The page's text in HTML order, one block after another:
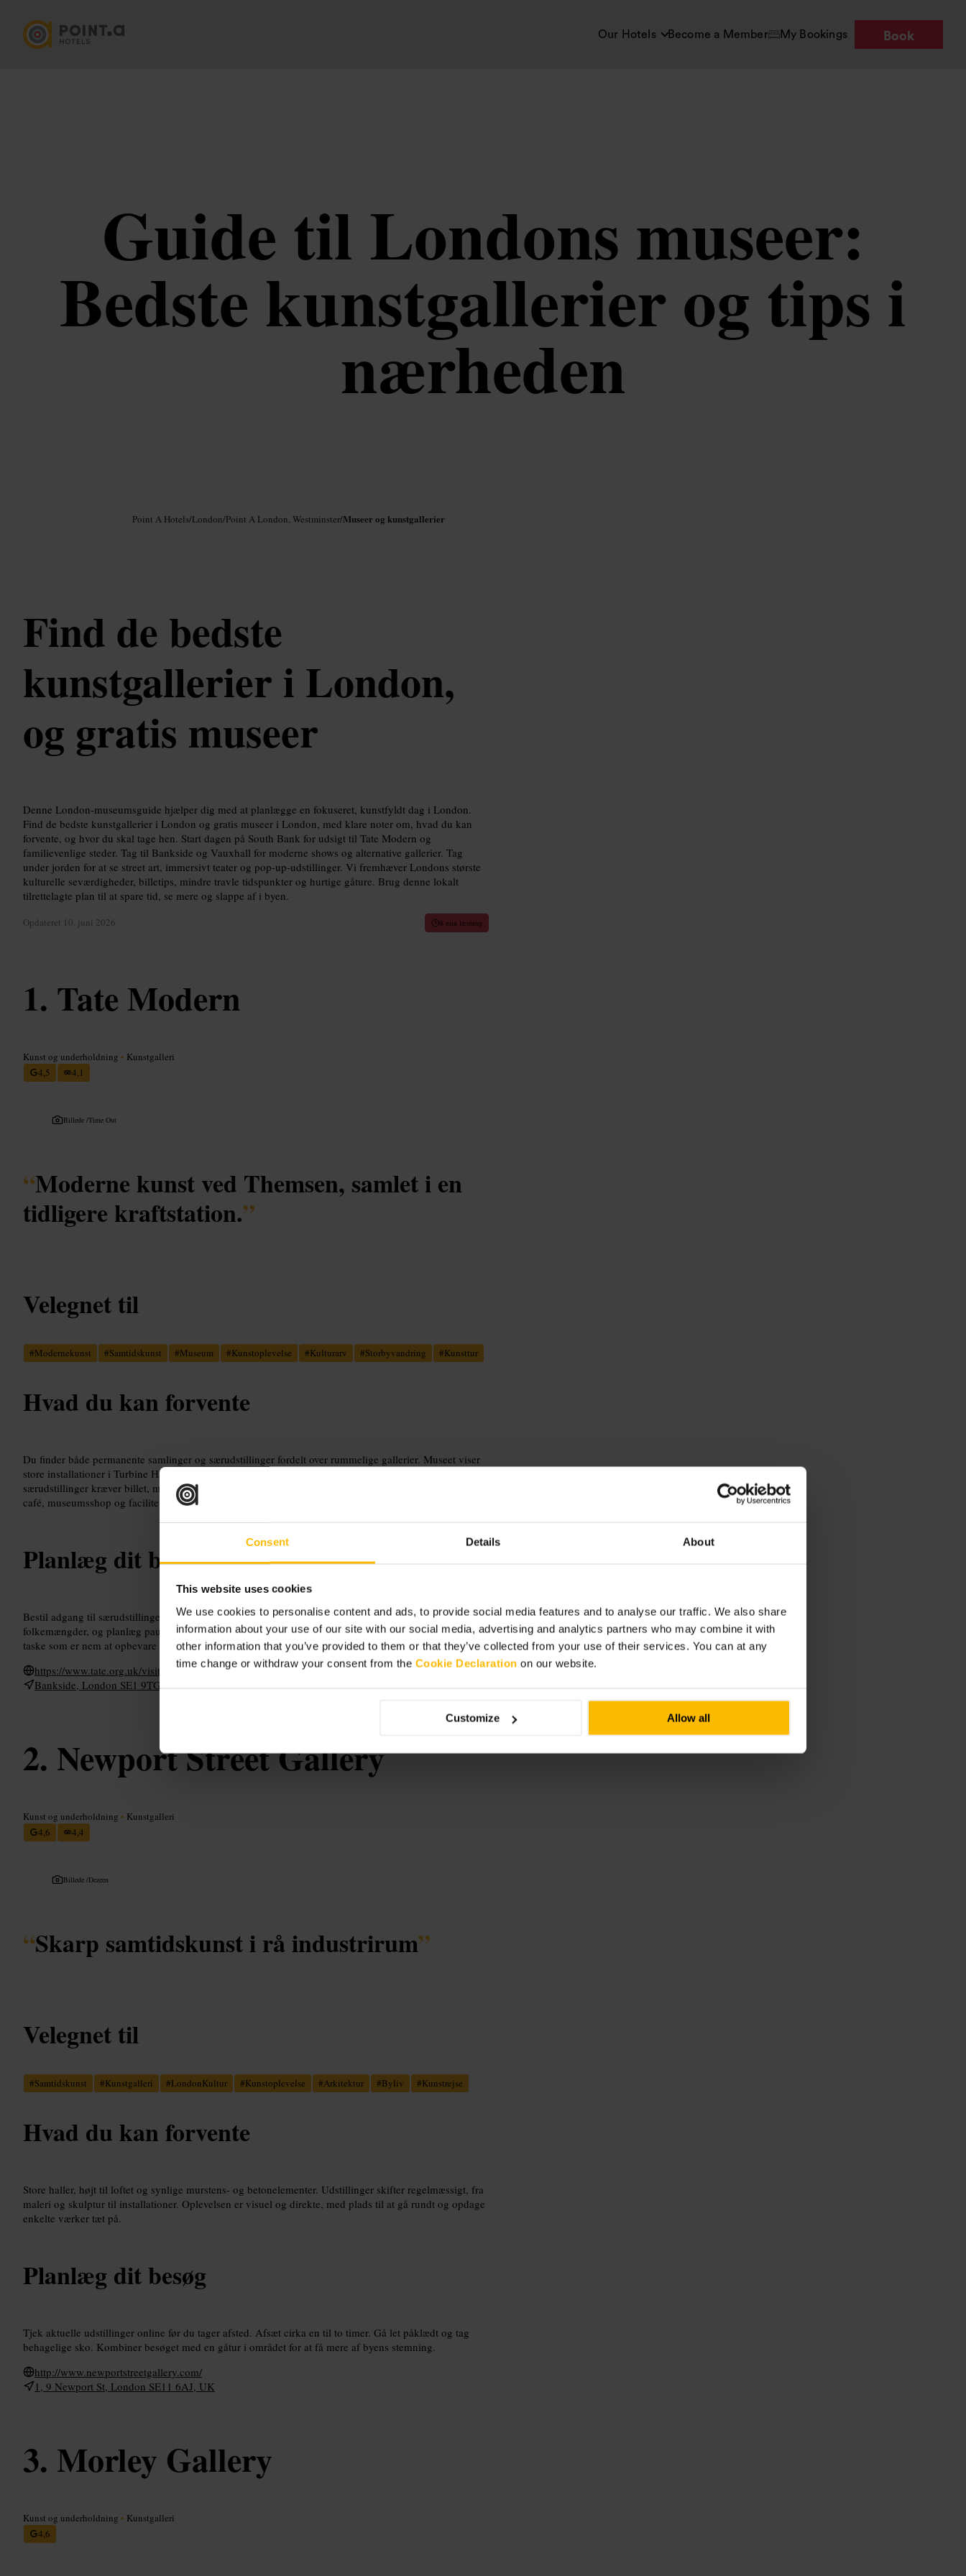
Consent Details About
This website uses cookies
We use cookies to personalise content and ads, to provide social media features and to analyse our traffic. We also share
information about your use of our site with our social media, advertising and analytics partners who may combine it with
other information that you’ve provided to them or that they’ve collected from your use of their services. You can at any
time change or withdraw your consent from the Cookie Declaration on our website.
Customize Allow all
Our Hotels Become a Member My Bookings Book
Guide til Londons museer:
Bedste kunstgallerier og tips i
nærheden
Point A Hotels/London/Point A London, Westminster/Museer og kunstgallerier
Find de bedste
kunstgallerier i London,
og gratis museer
Denne London-museumsguide hjælper dig med at planlægge en fokuseret, kunstfyldt dag i London.
Find de bedste kunstgallerier i London og gratis museer i London, med klare noter om, hvad du kan
forvente, og hvor du skal tage hen. Start dagen på South Bank for udsigt til Tate Modern og
familievenlige steder. Tag til Bankside og Vauxhall for moderne shows og alternative gallerier. Tag
under jorden for at se street art, immersivt teater og pop-up-udstillinger. Vi fremhæver Londons største
kulturelle seværdigheder, billetips, mindre travle tidspunkter og hurtige gåture. Brug denne lokalt
tilrettelagte plan til at spare tid, se mere og slappe af i byen.
Opdateret 10. juni 2026 8 min læsning
Tate Modern
Kunst og underholdning • Kunstgalleri
4,5
4,1
Billede /Time Out
“Moderne kunst ved Themsen, samlet i en
tidligere kraftstation.”
Velegnet til
#Modernekunst #Samtidskunst #Museum #Kunstoplevelse #Kulturarv #Storbyvandring #Kunsttur
Hvad du kan forvente
Du finder både permanente samlinger og særudstillinger fordelt over rummelige gallerier. Museet viser
store installationer i Turbine Hall, mindre værker i salene og fotografi og video i særlige rum. Nogle
særudstillinger kræver billet, mens de almindelige samlinger ofte er tilgængelige uden billet. Der er
café, museumsshop og faciliteter til familier og skolegrupper.
Planlæg dit besøg
Bestil adgang til særudstillinger før dit besøg, hvis muligt. Kom tidligt på dagen for at undgå de største
folkemængder, og planlæg pauser i caféen mellem rum med mange værker. Tag komfortable sko, en let
taske som er nem at opbevare ved sikkerhedskontrollen, og en powerbank hvis du vil tage mange fotos.
https://www.tate.org.uk/visit/tate-modern
Bankside, London SE1 9TG, UK
Newport Street Gallery
Kunst og underholdning • Kunstgalleri
4,6
4,4
Billede /Dezeen
“Skarp samtidskunst i rå industrirum”
Velegnet til
#Samtidskunst #Kunstgalleri #LondonKultur #Kunstoplevelse #Arkitektur #Byliv #Kunstrejse
Hvad du kan forvente
Store haller, højt til loftet og synlige murstens- og betonelementer. Udstillinger skifter regelmæssigt, fra
maleri og skulptur til installationer. Oplevelsen er visuel og direkte, med plads til at gå rundt og opdage
enkelte værker tæt på.
Planlæg dit besøg
Tjek aktuelle udstillinger online før du tager afsted. Afsæt cirka en til to timer. Gå let påklædt og tag
behagelige sko. Kombiner besøget med en gåtur i området for at få mere af byens stemning.
http://www.newportstreetgallery.com/
1, 9 Newport St, London SE11 6AJ, UK
Morley Gallery
Kunst og underholdning • Kunstgalleri
4,6